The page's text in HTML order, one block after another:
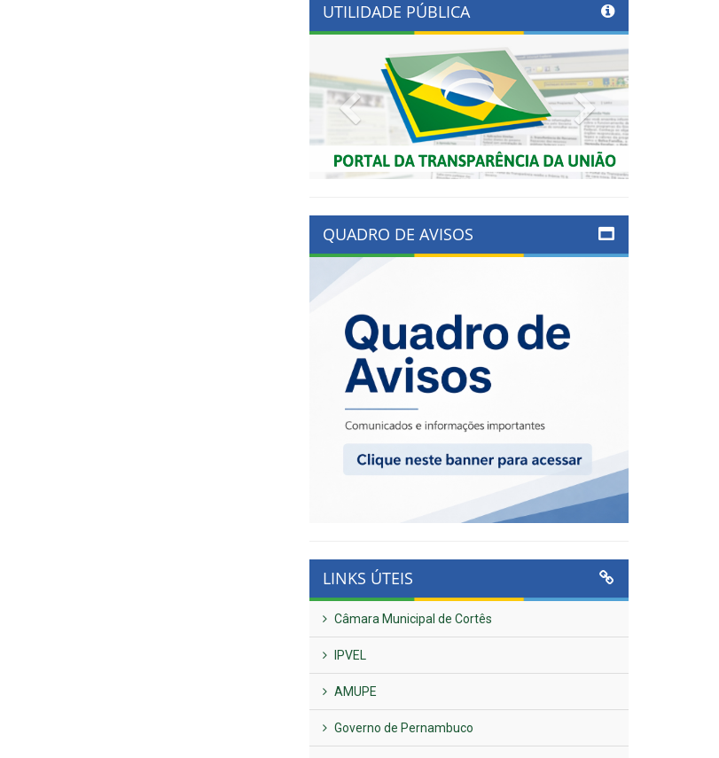
UTILIDADE PÚBLICA
Previous Next
QUADRO DE AVISOS
LINKS ÚTEIS
Câmara Municipal de Cortês
IPVEL
AMUPE
Governo de Pernambuco